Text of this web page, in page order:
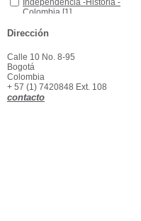
Independencia -Historia -Colombia
Independencia -Historia -
Colombia [1]
Dirección
Calle 10 No. 8-95
Bogotá
Colombia
+ 57 (1) 7420848 Ext. 108
contacto